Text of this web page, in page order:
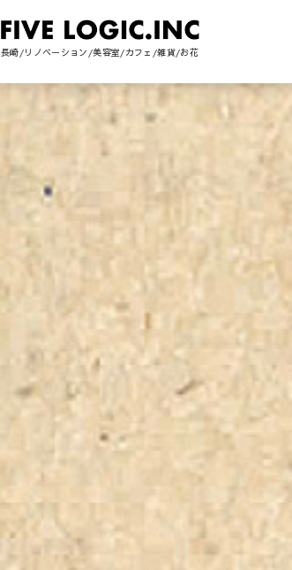
長崎/リノベーション/美容室/カフェ/雑貨/お花